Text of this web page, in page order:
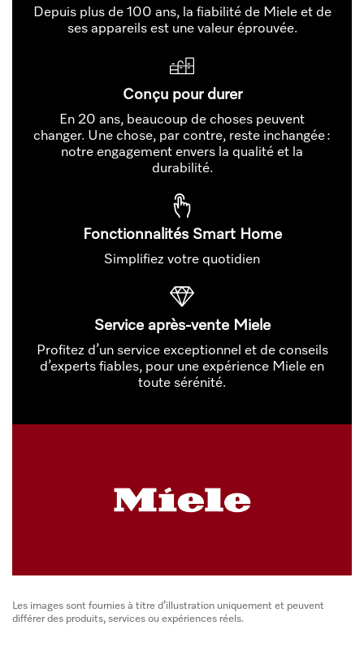
Depuis plus de 100 ans, la fiabilité de Miele et de
ses appareils est une valeur éprouvée.
Conçu pour durer
En 20 ans, beaucoup de choses peuvent
changer. Une chose, par contre, reste inchangée :
notre engagement envers la qualité et la
durabilité.
Fonctionnalités Smart Home
Simplifiez votre quotidien
Service après-vente Miele
Profitez d’un service exceptionnel et de conseils
d’experts fiables, pour une expérience Miele en
toute sérénité.
Les images sont fournies à titre d’illustration uniquement et peuvent
différer des produits, services ou expériences réels.